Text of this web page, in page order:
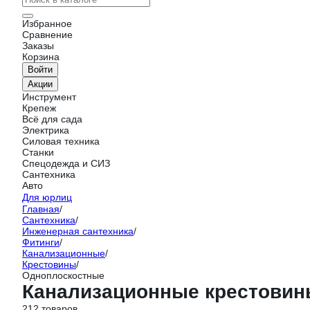
Избранное
Сравнение
Заказы
Корзина
Войти
Акции
Инструмент
Крепеж
Всё для сада
Электрика
Силовая техника
Станки
Спецодежда и СИЗ
Сантехника
Авто
Для юрлиц
Главная/
Сантехника/
Инженерная сантехника/
Фитинги/
Канализационные/
Крестовины/
Одноплоскостные
Канализационные